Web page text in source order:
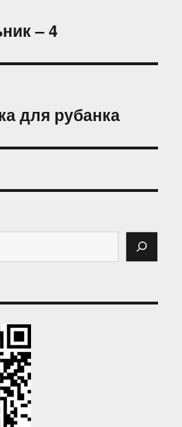
– 4
для рубанка